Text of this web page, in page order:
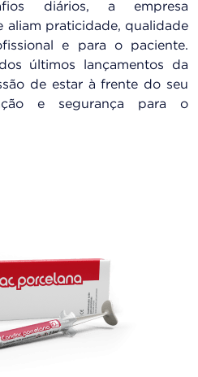
diários, a empresa
aliam praticidade, qualidade
e para o paciente.
últimos lançamentos da
de estar à frente do seu
e segurança para o